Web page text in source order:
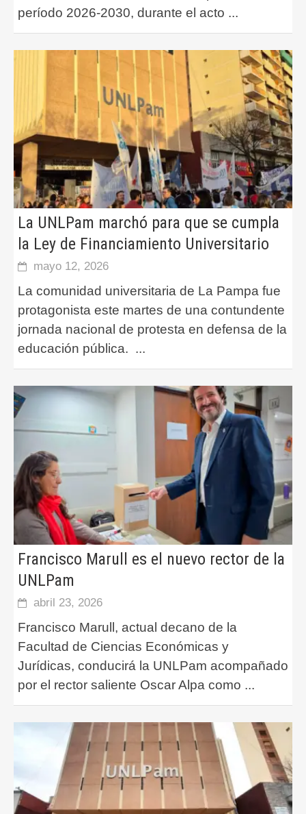
período 2026-2030, durante el acto ...
La UNLPam marchó para que se cumpla
la Ley de Financiamiento Universitario
mayo 12, 2026
La comunidad universitaria de La Pampa fue
protagonista este martes de una contundente
jornada nacional de protesta en defensa de la
educación pública. ...
Francisco Marull es el nuevo rector de la
UNLPam
abril 23, 2026
Francisco Marull, actual decano de la
Facultad de Ciencias Económicas y
Jurídicas, conducirá la UNLPam acompañado
por el rector saliente Oscar Alpa como ...